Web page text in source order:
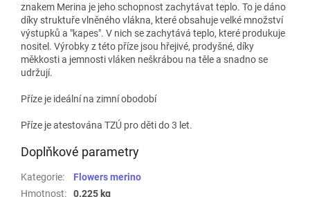
znakem Merina je jeho schopnost zachytávat teplo. To je dáno
díky struktuře vlněného vlákna, které obsahuje velké množství
výstupků a "kapes". V nich se zachytává teplo, které produkuje
nositel. Výrobky z této příze jsou hřejivé, prodyšné, díky
měkkosti a jemnosti vláken neškrábou na těle a snadno se
udržují.
Příze je ideální na zimní obodobí
Příze je atestována TZÚ pro děti do 3 let.
Doplňkové parametry
Kategorie:
Flowers merino
Hmotnost:
0.225 kg